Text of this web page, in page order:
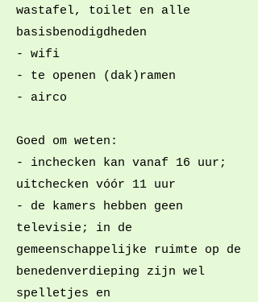
wastafel, toilet en alle
basisbenodigdheden
- wifi
- te openen (dak)ramen
- airco
Goed om weten:
- inchecken kan vanaf 16 uur;
uitchecken vóór 11 uur
- de kamers hebben geen
televisie; in de
gemeenschappelijke ruimte op de
benedenverdieping zijn wel
spelletjes en